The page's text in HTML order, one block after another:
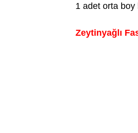
1 adet orta boy
Zeytinyağlı